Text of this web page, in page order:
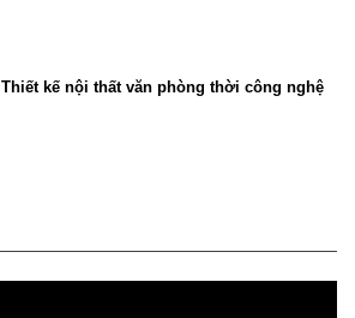
Thiết kế nội thất văn phòng thời công nghệ